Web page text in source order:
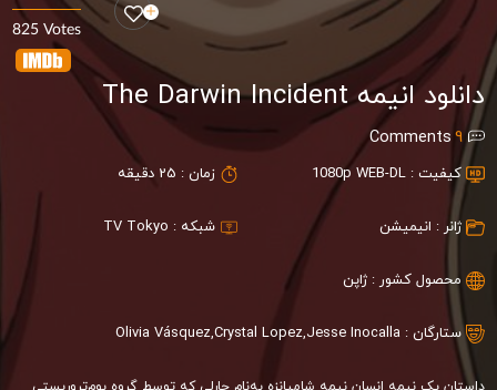
825 Votes
دانلود انیمه The Darwin Incident
9
Comments
کیفیت : 1080p WEB-DL زمان : 25 دقیقه
ژانر : انیمیشن شبکه : TV Tokyo
محصول کشور : ژاپن
ستارگان : Olivia Vásquez,Crystal Lopez,Jesse Inocalla